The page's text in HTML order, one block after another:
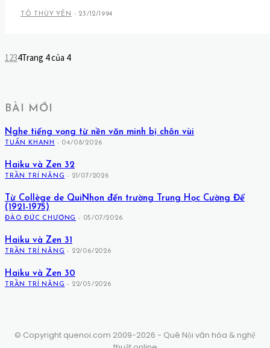
TÔ THÙY YÊN - 23/12/1994
1 234Trang 4 của 4
BÀI MỚI
Nghe tiếng vọng từ nền văn minh bị chôn vùi
TUẤN KHANH - 04/08/2026
Haiku và Zen 32
TRẦN TRÍ NĂNG - 21/07/2026
Từ Collège de QuiNhon đến trường Trung Học Cường Để
(1921-1975)
ĐÀO ĐỨC CHƯƠNG - 05/07/2026
Haiku và Zen 31
TRẦN TRÍ NĂNG - 22/06/2026
Haiku và Zen 30
TRẦN TRÍ NĂNG - 22/05/2026
© Copyright quenoi.com 2009-2026 - Quê Nội văn hóa & nghệ